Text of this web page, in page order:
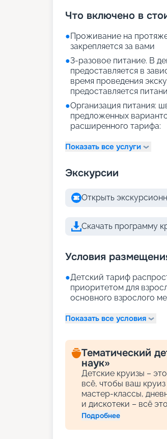
Что включено в
●Проживание на
закрепляется за вами
●3-разовое питание. В
предоставляется в
время проведения
предоставляется
●Организация питания:
предложенных
расширенного тарифа:
Показать все услуги
Экскурсии
Открыть
Скачать программу
Условия
●Детский тариф
приоритетом для
основного взрослого
Показать все условия
Тематический
наук»
Детские круизы –
всё, чтобы ваш
мастер-классы,
и дискотеки – всё
Подробнее